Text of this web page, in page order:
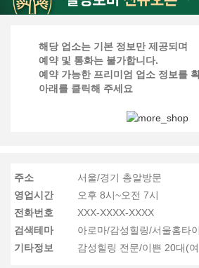
해당 업소는 기본 정보만 제공되며
예약 및 통화는 불가합니다.
예약 가능한 프리미엄 업소 정보를
아래를 클릭해 주세요
주소
서울/경기 총알방문
영업시간
오후 8시~오전 7시
전화번호
XXX-XXXX-XXXX
검색테마
아로마/감성힐링/서울홈타이
기타정보
감성힐링 전문/이쁜 20대(